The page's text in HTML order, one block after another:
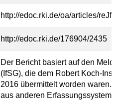
http://edoc.rki.de/oa/articles/
http://edoc.rki.de/176904/2435
Der Bericht basiert auf den
(IfSG), die dem Robert Koch-
2016 übermittelt worden waren.
aus anderen